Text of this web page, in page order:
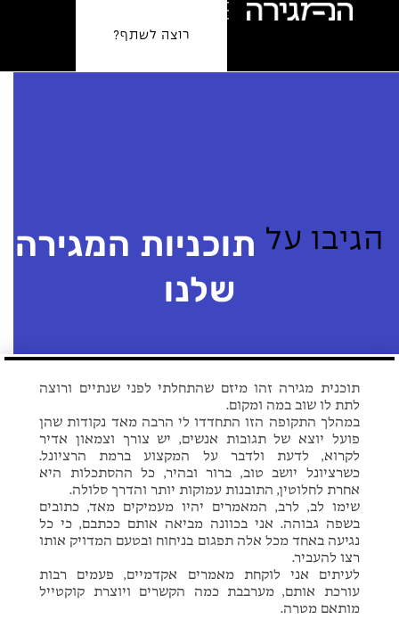
רוצה לשתף?
הגיבו על תוכניות המגירה
שלנו
תוכנית מגירה זהו מיזם שהתחלתי לפני שנתיים ורוצה
לתת לו שוב במה ומקום.
במהלך התקופה הזו התחדדו לי הרבה מאד נקודות שהן
פועל יוצא של תגובות אנשים, יש צורך וצמאון אדיר
לקרוא, לדעת ולדבר על המקצוע ברמת הרציונל.
כשרציונל יושב טוב, ברור ובהיר, כל ההסתכלות היא
אחרת לחלוטין, התובנות עמוקות יותר והדרך סלולה.
שימו לב, לרב, המאמרים יהיו מעמיקים מאד, כתובים
בשפה גבוהה. אני בכוונה מביאה אותם ככתבם, כי כל
נגיעה באחד מכל אלה תפגום בניחוח ובטעם המדויק אותו
רצו להעביר.
לעיתים אני לוקחת מאמרים אקדמיים, פעמים רבות
עורכת אותם, מערבבת כמה הקשרים ויוצרת קוקטייל
מותאם מטרה.